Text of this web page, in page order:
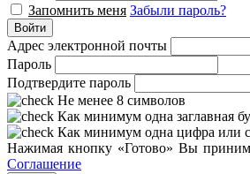
Запомнить меня Забыли пароль?
Войти
Адрес электронной почты
Пароль
Подтвердите пароль
Не менее 8 символов
Как минимум одна заглавная
Как минимум одна цифра или
Нажимая кнопку «Готово» Вы
Соглашение